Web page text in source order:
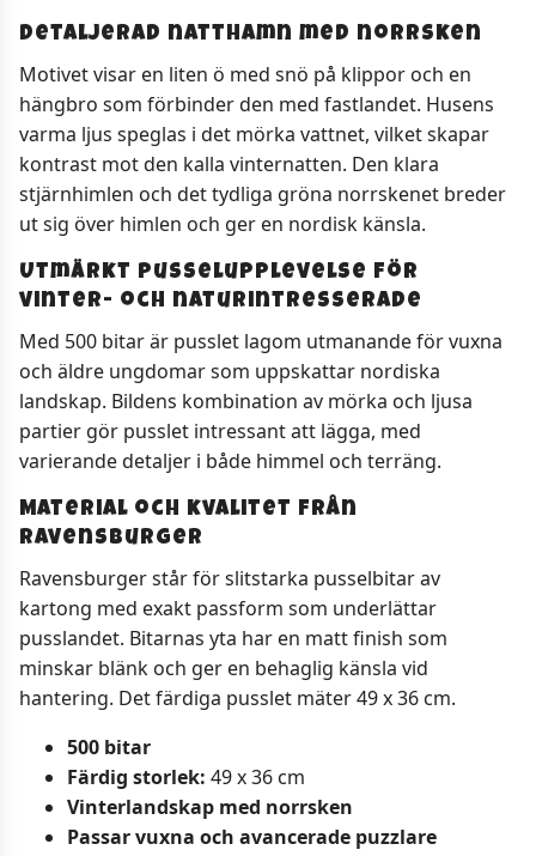
Detaljerad natthamn med norrsken
Motivet visar en liten ö med snö på klippor och en
hängbro som förbinder den med fastlandet. Husens
varma ljus speglas i det mörka vattnet, vilket skapar
kontrast mot den kalla vinternatten. Den klara
stjärnhimlen och det tydliga gröna norrskenet breder
ut sig över himlen och ger en nordisk känsla.
Utmärkt pusselupplevelse för
vinter- och naturintresserade
Med 500 bitar är pusslet lagom utmanande för vuxna
och äldre ungdomar som uppskattar nordiska
landskap. Bildens kombination av mörka och ljusa
partier gör pusslet intressant att lägga, med
varierande detaljer i både himmel och terräng.
Material och kvalitet från
Ravensburger
Ravensburger står för slitstarka pusselbitar av
kartong med exakt passform som underlättar
pusslandet. Bitarnas yta har en matt finish som
minskar blänk och ger en behaglig känsla vid
hantering. Det färdiga pusslet mäter 49 x 36 cm.
500 bitar
Färdig storlek: 49 x 36 cm
Vinterlandskap med norrsken
Passar vuxna och avancerade puzzlare